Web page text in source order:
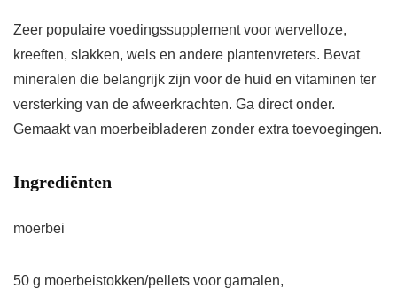
Zeer populaire voedingssupplement voor wervelloze,
kreeften, slakken, wels en andere plantenvreters. Bevat
mineralen die belangrijk zijn voor de huid en vitaminen ter
versterking van de afweerkrachten. Ga direct onder.
Gemaakt van moerbeibladeren zonder extra toevoegingen.
Ingrediënten
moerbei
50 g moerbeistokken/pellets voor garnalen,